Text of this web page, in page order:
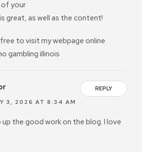
your
great, as well as the content!
to visit my webpage online
gambling illinois
REPLY
3, 2026 AT 8:34 AM
up the good work on the blog. I love